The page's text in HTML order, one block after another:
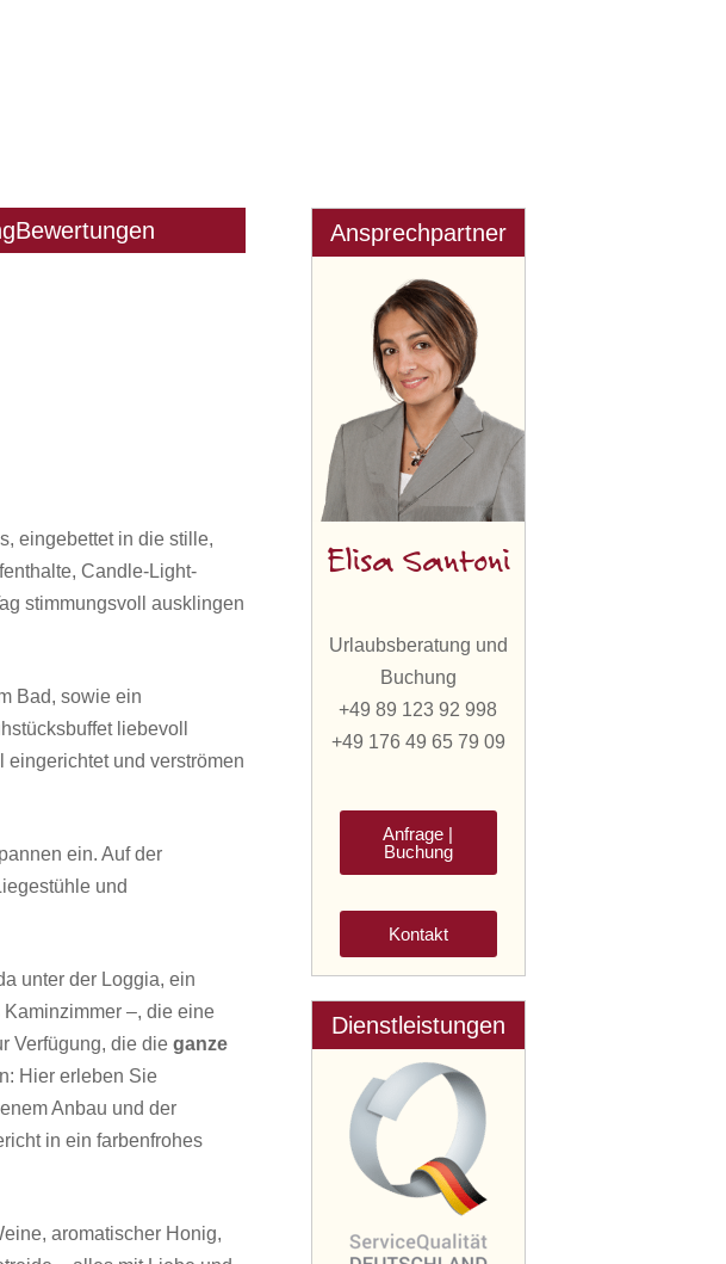
Bewertungen
eingebettet in die stille,
Candle-Light-
stimmungsvoll ausklingen
Bad, sowie ein
liebevoll
und verströmen
ein. Auf der
und
unter der Loggia, ein
–, die eine
Verfügung, die dieganze
Hier erleben Sie
Anbau und der
in ein farbenfrohes
aromatischer Honig,
Ansprechpartner
Elisa Santoni
Urlaubsberatung und
Buchung
+49 89 123 92 998
+49 176 49 65 79 09
Anfrage |
Buchung
Kontakt
Dienstleistungen